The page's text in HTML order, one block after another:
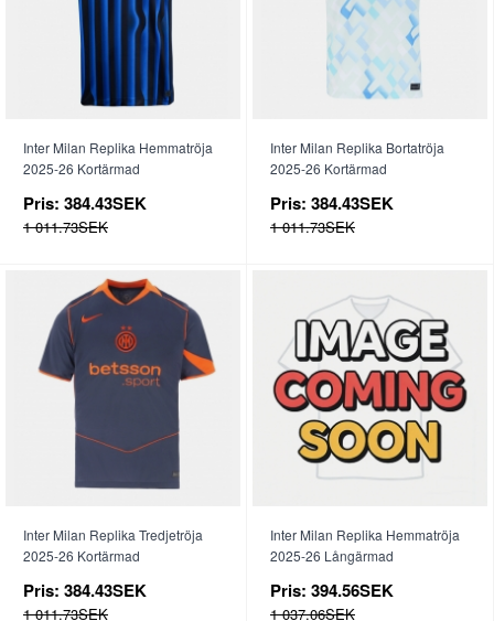
Inter Milan Replika Hemmatröja
2025-26 Kortärmad
Pris: 384.43SEK
1 011.73SEK
Inter Milan Replika Bortatröja
2025-26 Kortärmad
Pris: 384.43SEK
1 011.73SEK
Inter Milan Replika Tredjetröja
2025-26 Kortärmad
Pris: 384.43SEK
1 011.73SEK
Inter Milan Replika Hemmatröja
2025-26 Långärmad
Pris: 394.56SEK
1 037.06SEK